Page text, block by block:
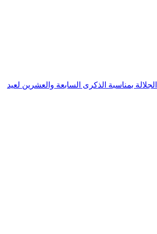
بمناسبة الذكرى السابعة والعشرين لعيد